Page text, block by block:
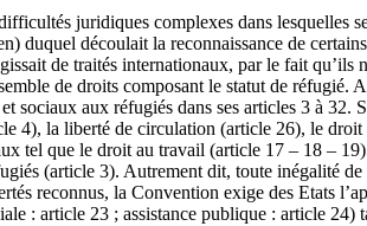
juridiques complexes dans lesquelles
duquel découlait la reconnaissance de
de traités internationaux, par le fait qu’ils
de droits composant le statut de réfugié.
aux réfugiés dans ses articles 3 à 32.
la liberté de circulation (article 26), le
tel que le droit au travail (article 17 – 18 –
(article 3). Autrement dit, toute inégalité
reconnus, la Convention exige des Etats
: article 23 ; assistance publique : article 24)